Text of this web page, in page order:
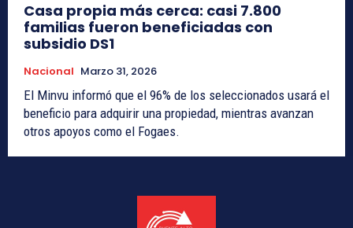
Casa propia más cerca: casi 7.800
familias fueron beneficiadas con
subsidio DS1
Nacional Marzo 31, 2026
El Minvu informó que el 96% de los seleccionados usará el
beneficio para adquirir una propiedad, mientras avanzan
otros apoyos como el Fogaes.